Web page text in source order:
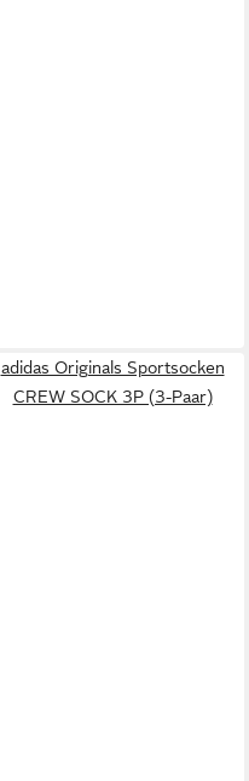
adidas Originals Sportsocken
CREW SOCK 3P (3-Paar)